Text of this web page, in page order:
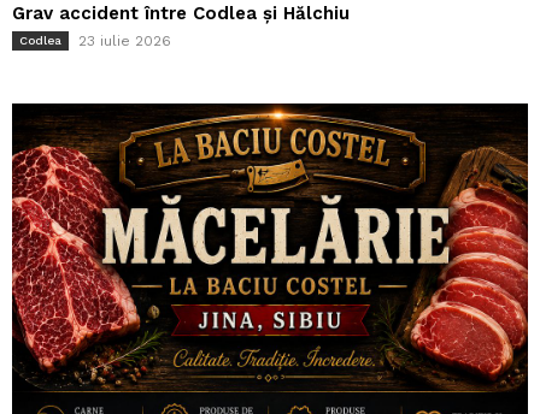
Grav accident între Codlea și Hălchiu
Codlea 23 iulie 2026